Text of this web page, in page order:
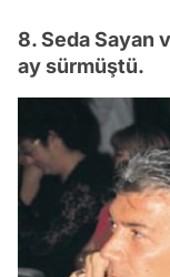
8. Seda Sayan
ay sürmüştü.